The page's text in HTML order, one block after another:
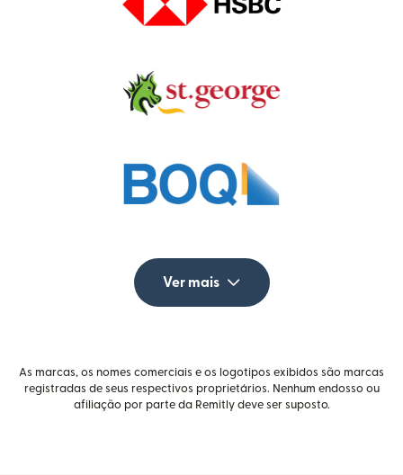
Ver mais
As marcas, os nomes comerciais e os logotipos exibidos são marcas
registradas de seus respectivos proprietários. Nenhum endosso ou
afiliação por parte da Remitly deve ser suposto.